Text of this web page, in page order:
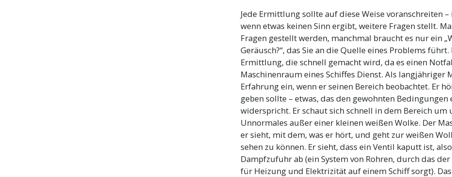
Jede Ermittlung sollte auf diese Weise voranschreiten
wenn etwas keinen Sinn ergibt, weitere Fragen stellt.
Fragen gestellt werden, manchmal braucht es nur ein
Geräusch?“, das Sie an die Quelle eines Problems
Ermittlung, die schnell gemacht wird, da es einen
Maschinenraum eines Schiffes Dienst. Als langjähriger
Erfahrung ein, wenn er seinen Bereich beobachtet. Er
geben sollte – etwas, das den gewohnten Bedingungen
widerspricht. Er schaut sich schnell in dem Bereich um
Unnormales außer einer kleinen weißen Wolke. Der
er sieht, mit dem, was er hört, und geht zur weißen
sehen zu können. Er sieht, dass ein Ventil kaputt ist,
Dampfzufuhr ab (ein System von Rohren, durch das
für Heizung und Elektrizität auf einem Schiff sorgt).